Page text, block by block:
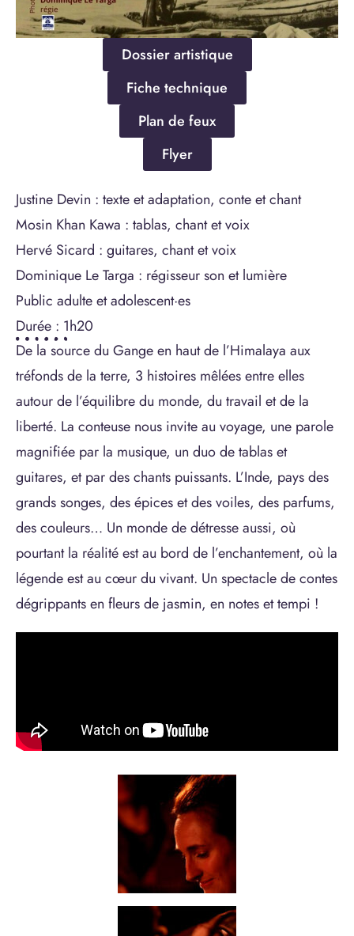
Dossier artistique
Fiche technique
Plan de feux
Flyer
Justine Devin : texte et adaptation, conte et chant
Mosin Khan Kawa : tablas, chant et voix
Hervé Sicard : guitares, chant et voix
Dominique Le Targa : régisseur son et lumière
Public adulte et adolescent·es
Durée : 1h20
De la source du Gange en haut de l’Himalaya aux
tréfonds de la terre, 3 histoires mêlées entre elles
autour de l’équilibre du monde, du travail et de la
liberté. La conteuse nous invite au voyage, une parole
magnifiée par la musique, un duo de tablas et
guitares, et par des chants puissants. L’Inde, pays des
grands songes, des épices et des voiles, des parfums,
des couleurs… Un monde de détresse aussi, où
pourtant la réalité est au bord de l’enchantement, où la
légende est au cœur du vivant. Un spectacle de contes
dégrippants en fleurs de jasmin, en notes et tempi !